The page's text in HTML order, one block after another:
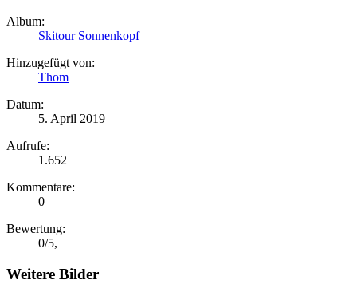
Album:
Skitour Sonnenkopf
Hinzugefügt von:
Thom
Datum:
5. April 2019
Aufrufe:
1.652
Kommentare:
0
Bewertung:
0/5,
Weitere Bilder